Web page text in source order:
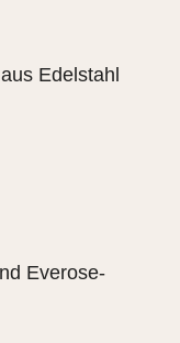
Edelstahl
Everose-